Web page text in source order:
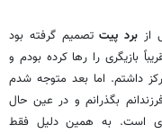
از برد پیتتصمیم گرفته بود
بازیگری را رها کرده بودم و
داشتم. اما بعد متوجه شدم
بگذرانم و در عین حال
است. به همین دلیل فقط